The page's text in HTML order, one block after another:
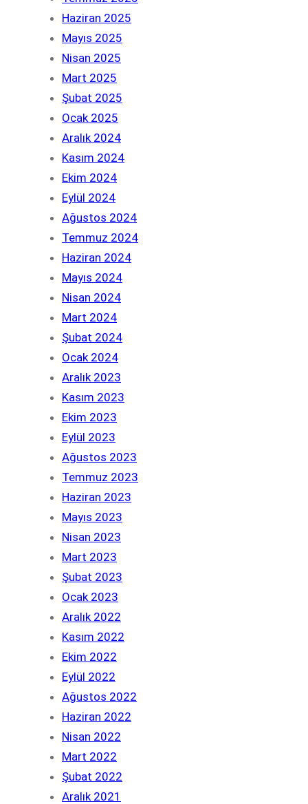
Haziran 2025
Mayıs 2025
Nisan 2025
Mart 2025
Şubat 2025
Ocak 2025
Aralık 2024
Kasım 2024
Ekim 2024
Eylül 2024
Ağustos 2024
Temmuz 2024
Haziran 2024
Mayıs 2024
Nisan 2024
Mart 2024
Şubat 2024
Ocak 2024
Aralık 2023
Kasım 2023
Ekim 2023
Eylül 2023
Ağustos 2023
Temmuz 2023
Haziran 2023
Mayıs 2023
Nisan 2023
Mart 2023
Şubat 2023
Ocak 2023
Aralık 2022
Kasım 2022
Ekim 2022
Eylül 2022
Ağustos 2022
Haziran 2022
Nisan 2022
Mart 2022
Şubat 2022
Aralık 2021